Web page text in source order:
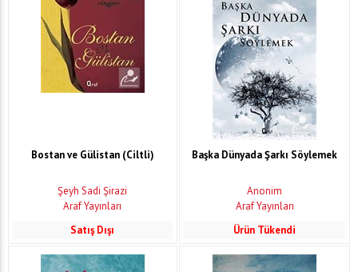
Bostan ve Gülistan (Ciltli)
Şeyh Sadi Şirazi
Araf Yayınları
Satış Dışı
Başka Dünyada Şarkı Söylemek
Anonim
Araf Yayınları
Ürün Tükendi